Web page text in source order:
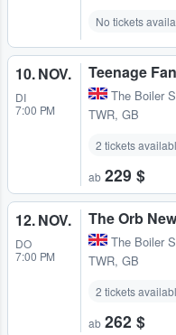
No tickets
10. NOV.
DI
7:00 PM
Teenage
The Boiler
TWR, GB
2 tickets
ab 229 $
12. NOV.
DO
7:00 PM
The Orb
The Boiler
TWR, GB
2 tickets
ab 262 $